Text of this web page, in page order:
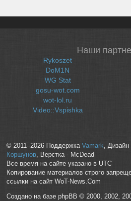
Наши
Rykoszet
DoM1N
WG Stat
gosu-wot.com
wot-lol.ru
Video::Vspishka
© 2011–2026 Поддержка Vamark, Дизайн
Коршунов, Верстка - McDead
Все время на сайте указано в UTC
Копирование материалов строго
ссылки на сайт WoT-News.Com
Создано на базе phpBB © 2000, 2002,